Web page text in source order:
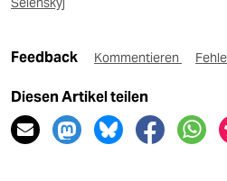
Feedback Kommentieren
Diesen Artikel teilen